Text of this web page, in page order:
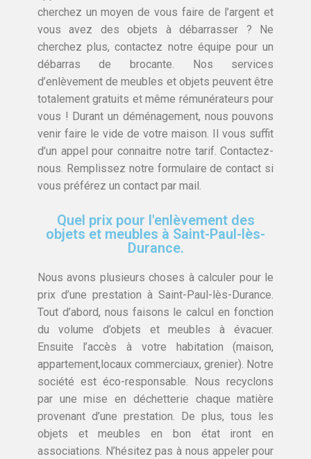
cherchez un moyen de vous faire de l’argent et
vous avez des objets à débarrasser ? Ne
cherchez plus, contactez notre équipe pour un
débarras de brocante. Nos services
d’enlèvement de meubles et objets peuvent être
totalement gratuits et même rémunérateurs pour
vous ! Durant un déménagement, nous pouvons
venir faire le vide de votre maison. Il vous suffit
d’un appel pour connaitre notre tarif. Contactez-
nous. Remplissez notre formulaire de contact si
vous préférez un contact par mail.
Quel prix pour l'enlèvement des
objets et meubles à Saint-Paul-lès-
Durance.
Nous avons plusieurs choses à calculer pour le
prix d’une prestation à Saint-Paul-lès-Durance.
Tout d’abord, nous faisons le calcul en fonction
du volume d’objets et meubles à évacuer.
Ensuite l’accès à votre habitation (maison,
appartement,locaux commerciaux, grenier). Notre
société est éco-responsable. Nous recyclons
par une mise en déchetterie chaque matière
provenant d’une prestation. De plus, tous les
objets et meubles en bon état iront en
associations. N’hésitez pas à nous appeler pour